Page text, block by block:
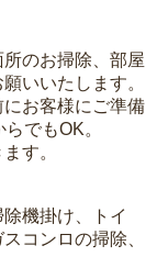
のお掃除、部屋
いいたします。
お客様にご準備
でもOK。
す。
機掛け、トイ
コンロの掃除、